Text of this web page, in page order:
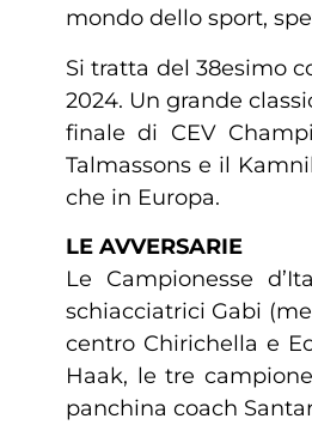
mondo dello sport,
Si tratta del 38esimo
2024. Un grande
finale di CEV
Talmassons e il
che in Europa.
LE AVVERSARIE
Le Campionesse
schiacciatrici Gabi
centro Chirichella e
Haak, le tre
panchina coach